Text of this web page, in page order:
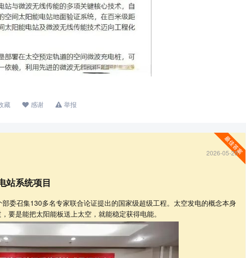
藏 感谢 举报
2026-05-25
站系统项目
委召集130多名专家联合论证提出的国家级超级工程。太空发电的概念本身
要是能把太阳能板送上太空，就能稳定获得电能。